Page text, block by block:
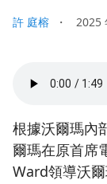
許 庭榕 ・ 2025
根據沃爾瑪內
爾瑪在原首席
Ward領導沃爾